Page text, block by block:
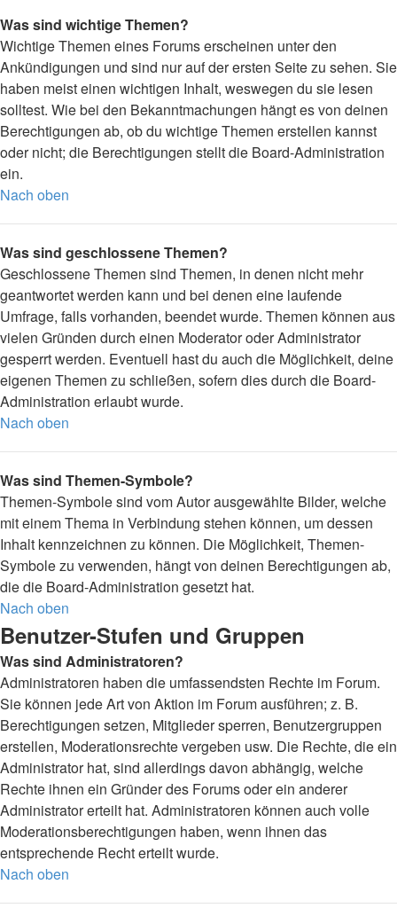
Was sind wichtige Themen?
Wichtige Themen eines Forums erscheinen unter den
Ankündigungen und sind nur auf der ersten Seite zu sehen. Sie
haben meist einen wichtigen Inhalt, weswegen du sie lesen
solltest. Wie bei den Bekanntmachungen hängt es von deinen
Berechtigungen ab, ob du wichtige Themen erstellen kannst
oder nicht; die Berechtigungen stellt die Board-Administration
ein.
Nach oben
Was sind geschlossene Themen?
Geschlossene Themen sind Themen, in denen nicht mehr
geantwortet werden kann und bei denen eine laufende
Umfrage, falls vorhanden, beendet wurde. Themen können aus
vielen Gründen durch einen Moderator oder Administrator
gesperrt werden. Eventuell hast du auch die Möglichkeit, deine
eigenen Themen zu schließen, sofern dies durch die Board-
Administration erlaubt wurde.
Nach oben
Was sind Themen-Symbole?
Themen-Symbole sind vom Autor ausgewählte Bilder, welche
mit einem Thema in Verbindung stehen können, um dessen
Inhalt kennzeichnen zu können. Die Möglichkeit, Themen-
Symbole zu verwenden, hängt von deinen Berechtigungen ab,
die die Board-Administration gesetzt hat.
Nach oben
Benutzer-Stufen und Gruppen
Was sind Administratoren?
Administratoren haben die umfassendsten Rechte im Forum.
Sie können jede Art von Aktion im Forum ausführen; z. B.
Berechtigungen setzen, Mitglieder sperren, Benutzergruppen
erstellen, Moderationsrechte vergeben usw. Die Rechte, die ein
Administrator hat, sind allerdings davon abhängig, welche
Rechte ihnen ein Gründer des Forums oder ein anderer
Administrator erteilt hat. Administratoren können auch volle
Moderationsberechtigungen haben, wenn ihnen das
entsprechende Recht erteilt wurde.
Nach oben